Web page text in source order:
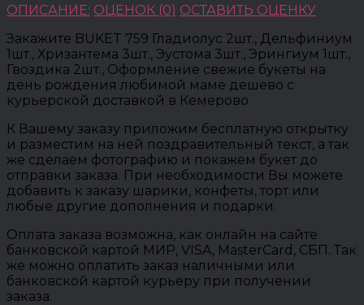
ОПИСАНИЕ: ОЦЕНОК (0) ОСТАВИТЬ ОЦЕНКУ
Закажите BUKET 759 Гладиолус 2шт., Дельфиниум
1шт., Хризантема 3шт., Эустома 3шт., Эрингиум 1шт.,
Гвоздика 2шт., Оформление свежие букеты на
день рождения любимой маме дешево с
курьерской доставкой в Кемерово
К Вашему заказу приложим бесплатную открытку
и разместим на ней поздравительный текст, а так
же сделаем фотографию и покажем букет до
отправки заказа. При необходимости Вы можете
добавить к заказу шарики, конфеты, торт или
любые другие дополнения и подарки.
Оплата заказа возможна, как онлайн на сайте
банковской картой МИР, VISA, MasterCard, СБП. Так
же можно оплатить заказ наличными или
банковской картой курьеру при получении
заказа.